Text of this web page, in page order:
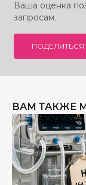
Ваша оценка
запросам.
ПОДЕЛИТЬСЯ
ВАМ ТАКЖЕ